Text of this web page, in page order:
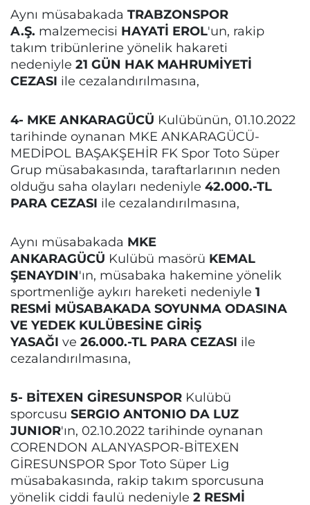
Aynı müsabakada TRABZONSPOR
A.Ş. malzemecisi HAYATİ EROL'un, rakip
takım tribünlerine yönelik hakareti
nedeniyle 21 GÜN HAK MAHRUMİYETİ
CEZASI ile cezalandırılmasına,
4- MKE ANKARAGÜCÜ Kulübünün, 01.10.2022
tarihinde oynanan MKE ANKARAGÜCÜ-
MEDİPOL BAŞAKŞEHİR FK Spor Toto Süper
Grup müsabakasında, taraftarlarının neden
olduğu saha olayları nedeniyle 42.000.-TL
PARA CEZASI ile cezalandırılmasına,
Aynı müsabakada MKE
ANKARAGÜCÜ Kulübü masörü KEMAL
ŞENAYDIN'ın, müsabaka hakemine yönelik
sportmenliğe aykırı hareketi nedeniyle 1
RESMİ MÜSABAKADA SOYUNMA ODASINA
VE YEDEK KULÜBESİNE GİRİŞ
YASAĞI ve 26.000.-TL PARA CEZASI ile
cezalandırılmasına,
5- BİTEXEN GİRESUNSPOR Kulübü
sporcusu SERGIO ANTONIO DA LUZ
JUNIOR'ın, 02.10.2022 tarihinde oynanan
CORENDON ALANYASPOR-BİTEXEN
GİRESUNSPOR Spor Toto Süper Lig
müsabakasında, rakip takım sporcusuna
yönelik ciddi faulü nedeniyle 2 RESMİ